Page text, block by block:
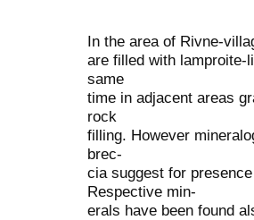
In the area of Rivne-
are filled with lamproite-
same
time in adjacent areas
rock
filling. However
brec-
cia suggest for
Respective min-
erals have been found